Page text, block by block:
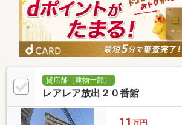
貸店舗（建物一部）
レアレア放出２０番館
11 万円